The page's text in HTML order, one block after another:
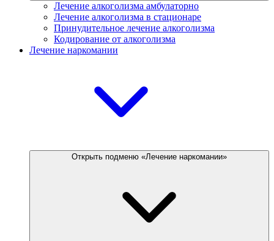
Лечение алкоголизма амбулаторно
Лечение алкоголизма в стационаре
Принудительное лечение алкоголизма
Кодирование от алкоголизма
Лечение наркомании
Открыть подменю «Лечение наркомании»